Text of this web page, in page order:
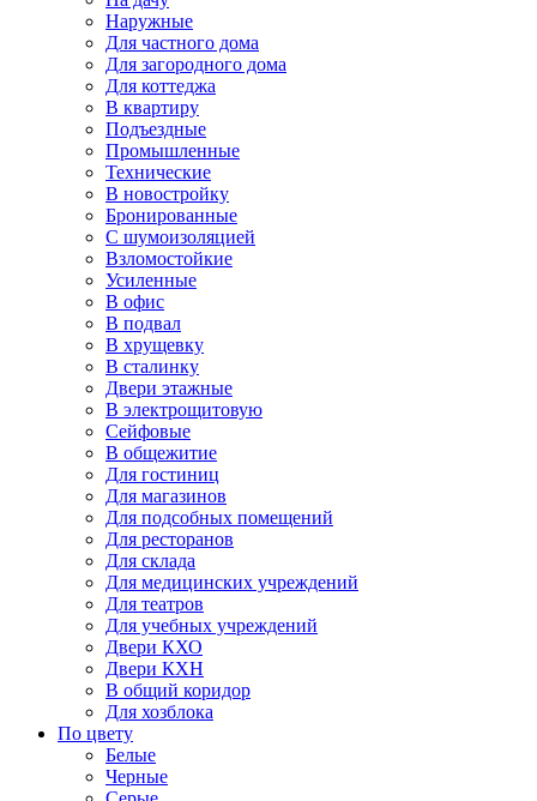
Наружные
Для частного дома
Для загородного дома
Для коттеджа
В квартиру
Подъездные
Промышленные
Технические
В новостройку
Бронированные
С шумоизоляцией
Взломостойкие
Усиленные
В офис
В подвал
В хрущевку
В сталинку
Двери этажные
В электрощитовую
Сейфовые
В общежитие
Для гостиниц
Для магазинов
Для подсобных помещений
Для ресторанов
Для склада
Для медицинских учреждений
Для театров
Для учебных учреждений
Двери КХО
Двери КХН
В общий коридор
Для хозблока
По цвету
Белые
Черные